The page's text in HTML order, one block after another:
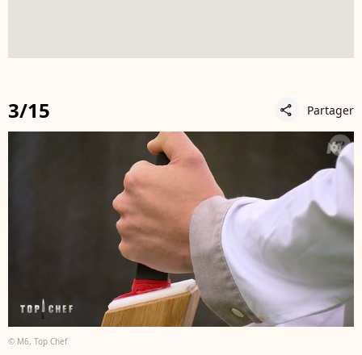
3/15 share Partager
© M6, Top Chef